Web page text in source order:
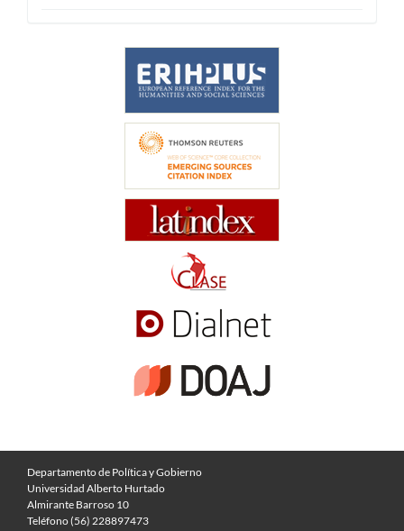
Departamento de Política y Gobierno
Universidad Alberto Hurtado
Almirante Barroso 10
Teléfono (56) 228897473